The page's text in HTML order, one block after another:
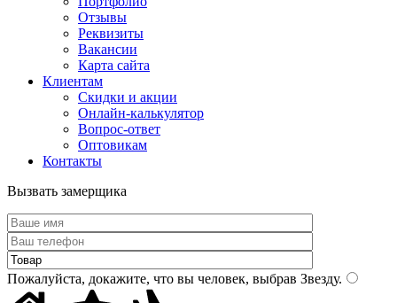
Отзывы
Реквизиты
Вакансии
Карта сайта
Клиентам
Скидки и акции
Онлайн-калькулятор
Вопрос-ответ
Оптовикам
Контакты
Вызвать замерщика
Пожалуйста, докажите, что вы человек, выбрав Звезду.